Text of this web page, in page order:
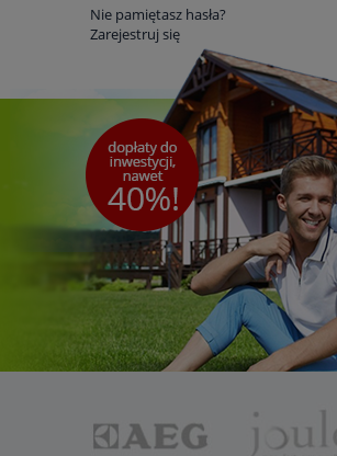
Nie pamiętasz hasła?
Zarejestruj się